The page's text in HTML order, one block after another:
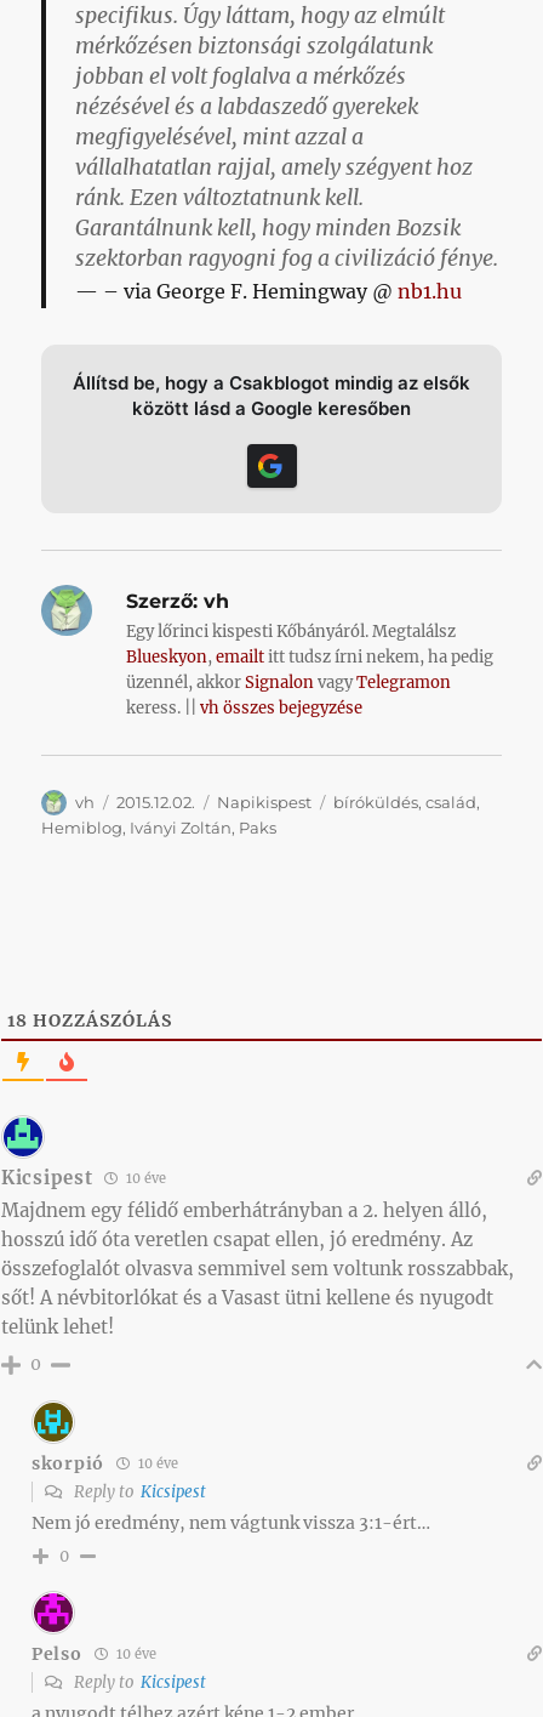
specifikus. Úgy láttam, hogy az elmúlt
mérkőzésen biztonsági szolgálatunk
jobban el volt foglalva a mérkőzés
nézésével és a labdaszedő gyerekek
megfigyelésével, mint azzal a
vállalhatatlan rajjal, amely szégyent hoz
ránk. Ezen változtatnunk kell.
Garantálnunk kell, hogy minden Bozsik
szektorban ragyogni fog a civilizáció fénye.
– via George F. Hemingway @nb1.hu
Állítsd be, hogy a Csakblogot mindig az elsők
között lásd a Google keresőben
Szerző: vh
Egy lőrinci kispesti Kőbányáról. Megtalálsz
Blueskyon,emailtitt tudsz írni nekem, ha pedig
üzennél, akkorSignalonvagyTelegramon
keress. ||vh összes bejegyzése
Szerző
vh Közzétéve
2015.12.02. Kategória
Napikispest Címke
bíróküldés,család,
Hemiblog, Iványi Zoltán, Paks
18 HOZZÁSZÓLÁS
Kicsipest 10 éve
Majdnem egy félidő emberhátrányban a 2. helyen álló,
hosszú idő óta veretlen csapat ellen, jó eredmény. Az
összefoglalót olvasva semmivel sem voltunk rosszabbak,
sőt! A névbitorlókat és a Vasast ütni kellene és nyugodt
telünk lehet!
0
skorpió 10 éve
Reply to Kicsipest
Nem jó eredmény, nem vágtunk vissza 3:1-ért…
0
Pelso 10 éve
Reply to Kicsipest